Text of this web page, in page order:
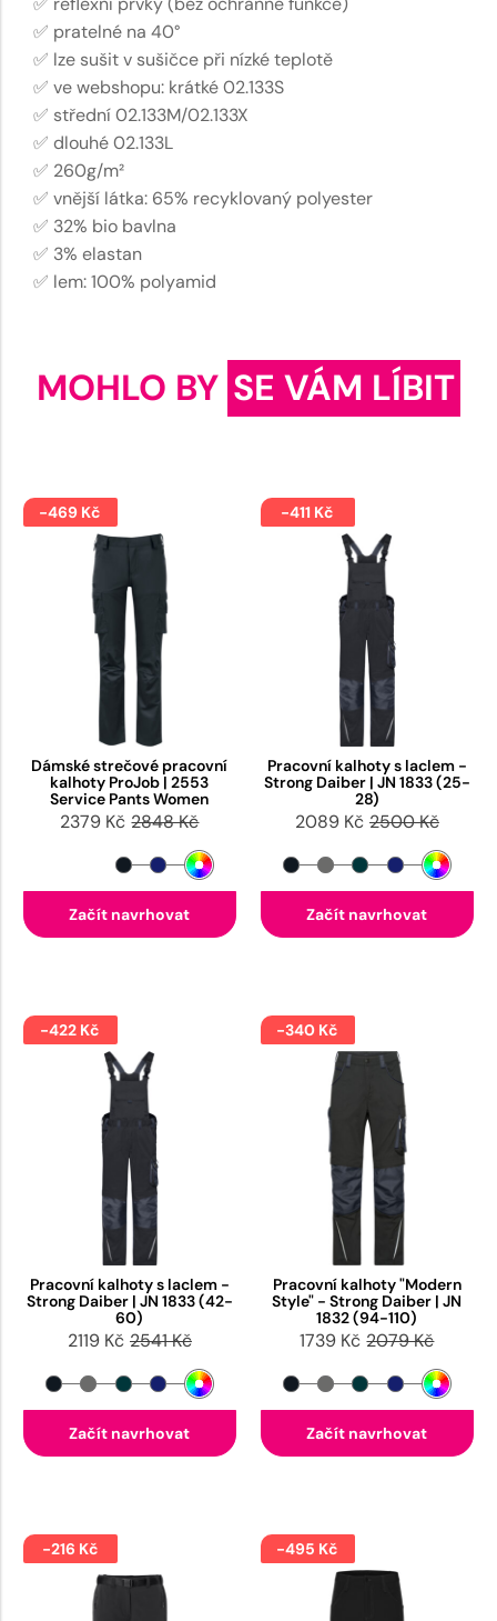
✅ pratelné na 40°
✅ lze sušit v sušičce při nízké teplotě
✅ ve webshopu: krátké 02.133S
✅ střední 02.133M/02.133X
✅ dlouhé 02.133L
✅ 260g/m²
✅ vnější látka: 65% recyklovaný polyester
✅ 32% bio bavlna
✅ 3% elastan
✅ lem: 100% polyamid
MOHLO BY SE VÁM LÍBIT
-469 Kč
Dámské strečové pracovní
kalhoty ProJob | 2553
Service Pants Women
2379 Kč 2848 Kč
Začít navrhovat
-411 Kč
Pracovní kalhoty s laclem -
Strong Daiber | JN 1833 (25-
28)
2089 Kč 2500 Kč
Začít navrhovat
-422 Kč
Pracovní kalhoty s laclem -
Strong Daiber | JN 1833 (42-
60)
2119 Kč 2541 Kč
Začít navrhovat
-340 Kč
Pracovní kalhoty "Modern
Style" - Strong Daiber | JN
1832 (94-110)
1739 Kč 2079 Kč
Začít navrhovat
-216 Kč -495 Kč